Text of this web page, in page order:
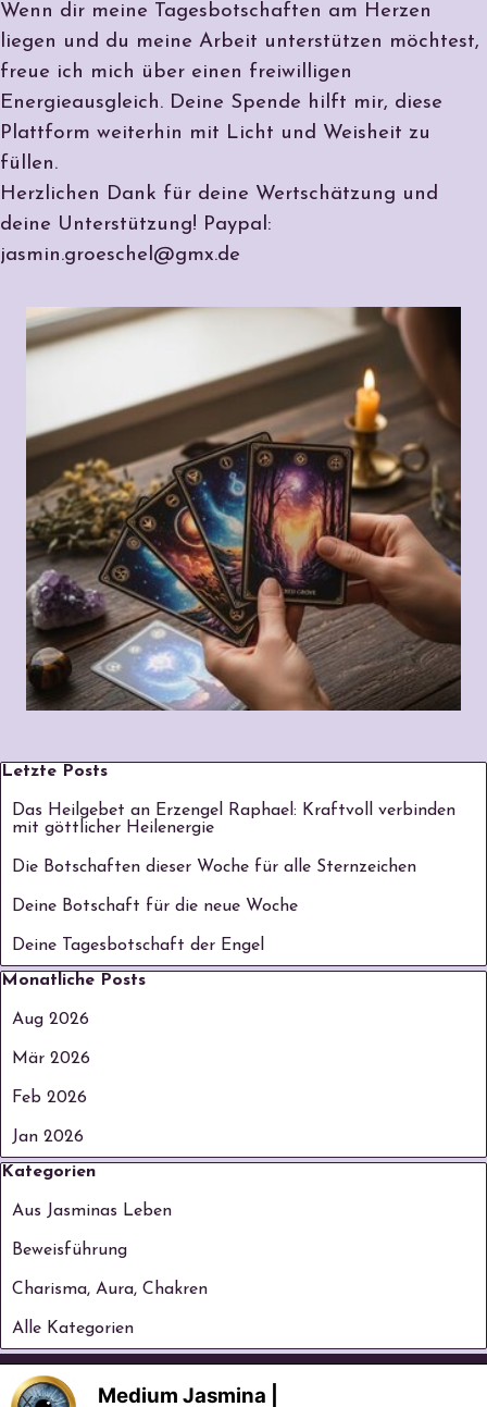
Wenn dir meine Tagesbotschaften am Herzen
liegen und du meine Arbeit unterstützen möchtest,
freue ich mich über einen freiwilligen
Energieausgleich. Deine Spende hilft mir, diese
Plattform weiterhin mit Licht und Weisheit zu
füllen.
Herzlichen Dank für deine Wertschätzung und
deine Unterstützung! Paypal:
jasmin.groeschel@gmx.de
Block überspringen Letzte Posts
Letzte Posts
Das Heilgebet an Erzengel Raphael: Kraftvoll verbinden
mit göttlicher Heilenergie
Die Botschaften dieser Woche für alle Sternzeichen
Deine Botschaft für die neue Woche
Deine Tagesbotschaft der Engel
Block überspringen Monatliche Posts
Monatliche Posts
Aug 2026
Mär 2026
Feb 2026
Jan 2026
Block überspringen Kategorien
Kategorien
Aus Jasminas Leben
Beweisführung
Charisma, Aura, Chakren
Alle Kategorien
©seit 2006 Medium Jasmina Mentor &
Medium Jasmina |
X